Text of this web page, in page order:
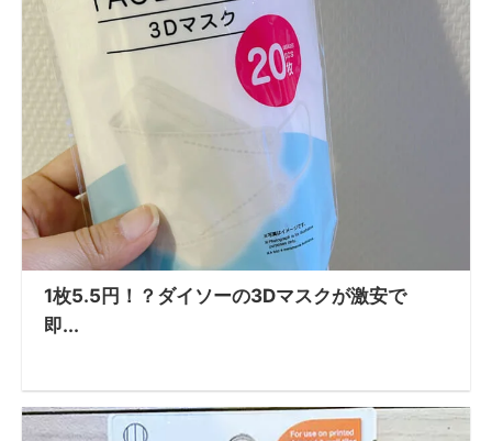
1枚5.5円！？ダイソーの3Dマスクが激安で
即...